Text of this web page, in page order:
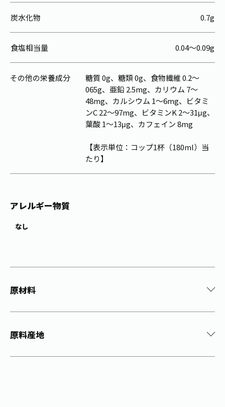
炭水化物 0.7g
食塩相当量 0.04～0.09g
その他の栄養成分
糖質 0g、糖類 0g、食物繊維 0.2～
065g、亜鉛 2.5mg、カリウム 7～
48mg、カルシウム 1～6mg、ビタミ
ンC 22～97mg、ビタミンK 2～31μg、
葉酸 1～13μg、カフェイン 8mg
【表示単位：コップ1杯（180ml）当
たり】
アレルギー物質
なし
原材料
原料産地